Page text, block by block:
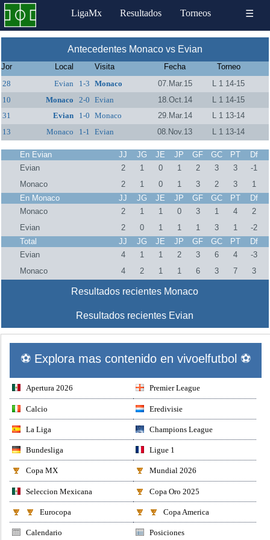
LigaMx Resultados Torneos ☰
Antecedentes Monaco vs Evian
Jor Local Visita Fecha
Torneo
28
Evian 1-3 Monaco 07.Mar.15
L 1 14-15
10
Monaco 2-0 Evian 18.Oct.14
L 1 14-15
31
Evian 1-0 Monaco 29.Mar.14
L 1 13-14
13
Monaco 1-1 Evian 08.Nov.13 L 1 13-14
En Evian JJ JG JE JP GF GC PT
Df
Evian
2 1 0 1 2 3 3
-1
Monaco
2 1 0 1 3 2 3
1
En Monaco
JJ JG JE JP GF GC PT
Df
Monaco
2 1 1 0 3 1 4
2
Evian
2 0 1 1 1 3 1
-2
Total
JJ JG JE JP GF GC PT
Df
Evian
4 1 1 2 3 6 4
-3
Monaco
4 2 1 1 6 3 7 3
Resultados recientes Monaco
Resultados recientes Evian
⚽ Explora mas contenido en vivoelfutbol ⚽
Apertura 2026 Premier League
Calcio Eredivisie
La Liga Champions League
Bundesliga Ligue 1
Copa MX Mundial 2026
Seleccion Mexicana Copa Oro 2025
Eurocopa Copa America
Calendario Posiciones